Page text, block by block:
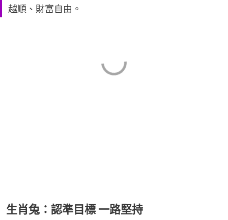
越順、財富自由。
生肖兔：認準目標 一路堅持